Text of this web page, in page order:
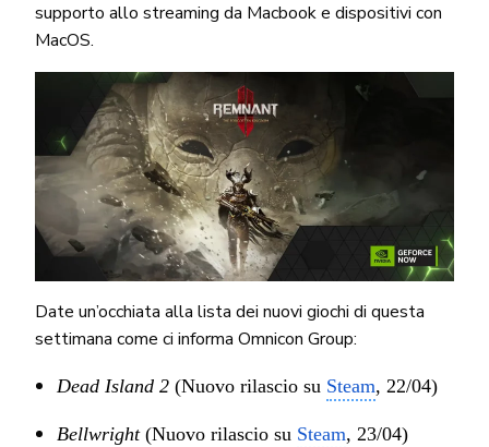
supporto allo streaming da Macbook e dispositivi con
MacOS.
Date un’occhiata alla lista dei nuovi giochi di questa
settimana come ci informa Omnicon Group:
Dead Island 2(Nuovo rilascio su Steam, 22/04)
Bellwright (Nuovo rilascio su Steam, 23/04)